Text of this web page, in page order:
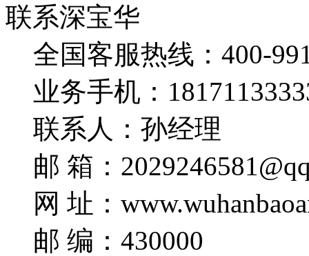
联系深宝华
全国客服热线：400-
业务手机：
联系人：孙经理
邮 箱：
网 址：
邮 编：430000